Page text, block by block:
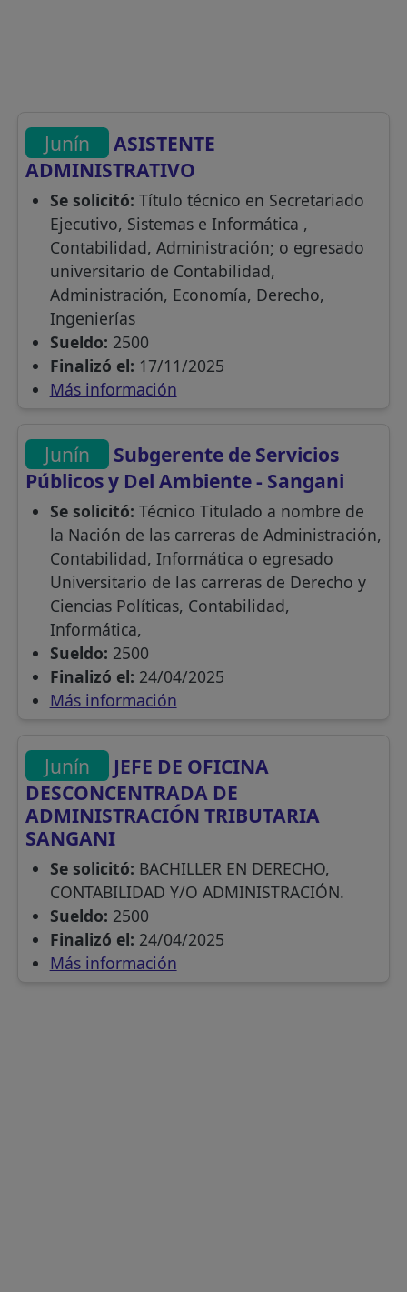
Junín
ASISTENTE
ADMINISTRATIVO
Se solicitó: Título técnico en Secretariado
Ejecutivo, Sistemas e Informática ,
Contabilidad, Administración; o egresado
universitario de Contabilidad,
Administración, Economía, Derecho,
Ingenierías
Sueldo: 2500
Finalizó el: 17/11/2025
Más información
Junín
Subgerente de Servicios
Públicos y Del Ambiente - Sangani
Se solicitó: Técnico Titulado a nombre de
la Nación de las carreras de Administración,
Contabilidad, Informática o egresado
Universitario de las carreras de Derecho y
Ciencias Políticas, Contabilidad,
Informática,
Sueldo: 2500
Finalizó el: 24/04/2025
Más información
Junín
JEFE DE OFICINA
DESCONCENTRADA DE
ADMINISTRACIÓN TRIBUTARIA
SANGANI
Se solicitó: BACHILLER EN DERECHO,
CONTABILIDAD Y/O ADMINISTRACIÓN.
Sueldo: 2500
Finalizó el: 24/04/2025
Más información